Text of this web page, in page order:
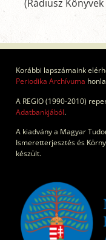
(Rádiusz Könyvek
Korábbi lapszámaink
Periodika Archívuma
A REGIO (1990-2010)
Adatbankjából.
A kiadvány a Magyar
Ismeretterjesztés és
készült.